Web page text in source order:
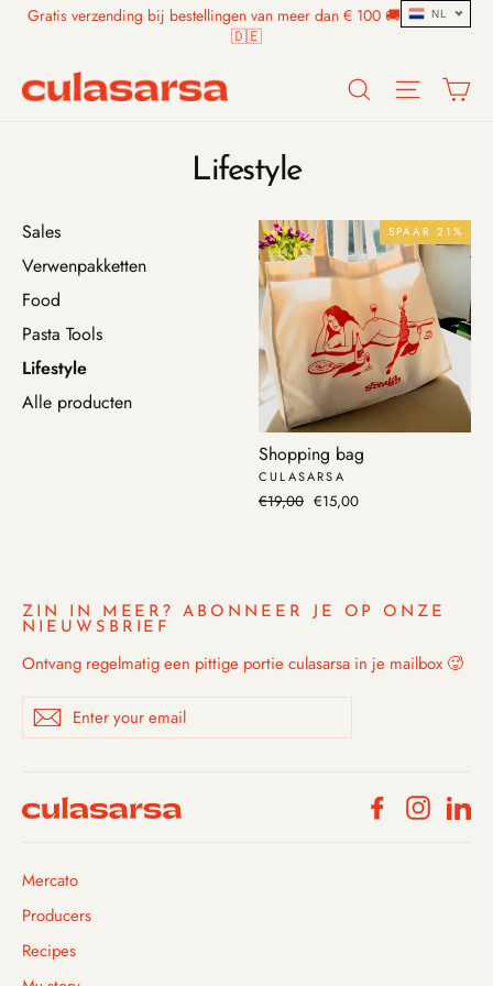
SkipGratis verzending bij bestellingen van meer dan € 100 🚚 🇧🇪🇳🇱
🇩🇪
SearchSite
Lifestyle
Sales
Verwenpakketten
Food
Pasta Tools
Lifestyle
Alle producten
SPAAR 21%
Shopping bag
CULASARSA
Normale
€19,00 Kortingsprijs
€15,00
ZIN IN MEER? ABONNEER JE OP ONZE
NIEUWSBRIEF
Ontvang regelmatig een pittige portie culasarsa in je mailbox 🥵
Enter
your
email
Subscribe
Facebook
Mercato
Producers
Recipes
NL